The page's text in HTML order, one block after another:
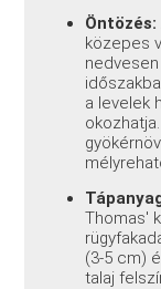
Öntözés:
közepes
a levelek
Thomas'
(3-5 cm)
talaj